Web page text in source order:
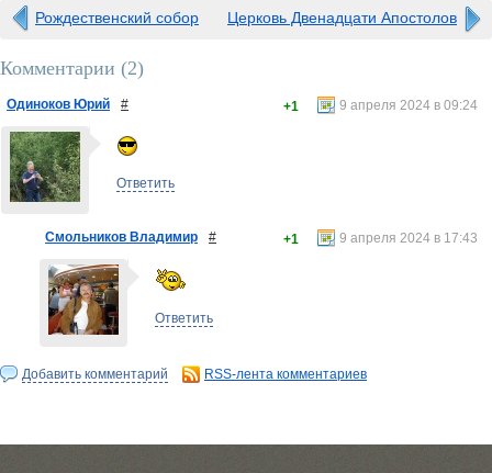
Рождественский собор Церковь Двенадцати Апостолов
Комментарии (2)
Одиноков Юрий # 9 апреля 2024 в 09:24
+1
Ответить
Смольников Владимир # 9 апреля 2024 в 17:43
+1
Ответить
Добавить комментарий RSS-лента комментариев